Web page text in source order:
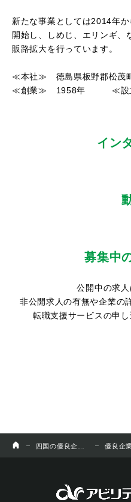
新たな事業としては2014年
開始し、しめじ、エリンギ、
販路拡大を行っています。
≪本社≫ 徳島県板野郡松茂
≪創業≫ 1958年 ≪設
イン
募集中
公開中の求人
非公開求人の有無や企業の
転職支援サービスの申し
優良企